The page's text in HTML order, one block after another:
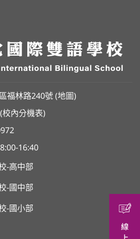
福林路240號 (地圖 )
(校內分機表)
16:40
-高中部
-國中部
-國小部